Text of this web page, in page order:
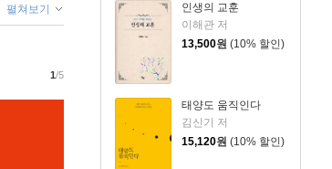
인생의 교훈
이해관 저
13,500원 (10% 할인)
태양도 움직인다
김신기 저
15,120원 (10% 할인)
펼쳐보기
1/5